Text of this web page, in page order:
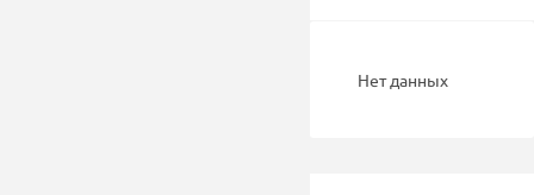
Нет данных